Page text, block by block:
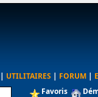
| UTILITAIRES | FORUM |
Favoris